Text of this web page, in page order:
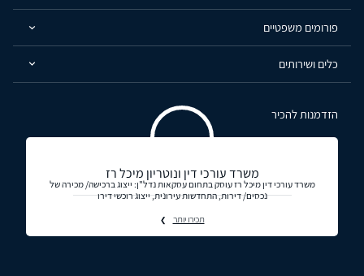
פורומים משפטיים
כלים ושירותים
הזדמנות להכיר
משרד עורכי דין ונוטריון מיכל רז
משרד עורכי דין מיכל רז עוסק בתחום עסקאות נדל"ן: ייצוג ברכישה/ מכירה של
נכסים/ דירות, התחדשות עירונית, ייצוג רוכשי דירו
תכירו יותר